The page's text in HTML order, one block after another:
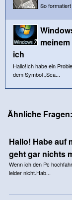
So
ich
Hallo!Ich habe ein
dem Symbol „Sca...
Ähnliche Fragen:
Hallo! Habe auf
geht gar nichts
Wenn ich den Pc
leider nicht.Hab...